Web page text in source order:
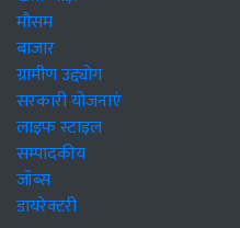
मौसम
बाजार
ग्रामीण उद्द्योग
सरकारी योजनाएं
लाइफ स्टाइल
सम्पादकीय
जॉब्स
डायरेक्टरी